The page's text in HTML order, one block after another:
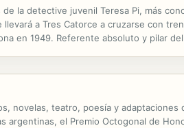
la detective juvenil Teresa Pi, más
a Tres Catorce a cruzarse con
en 1949. Referente absoluto y pilar
novelas, teatro, poesía y
argentinas, el Premio Octogonal de